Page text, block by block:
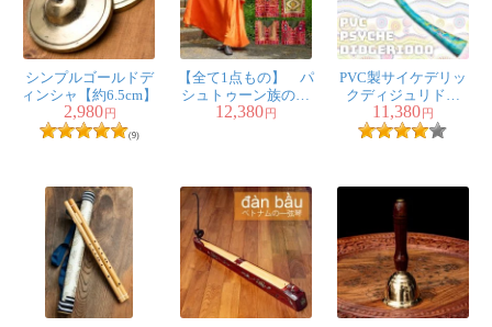
1人の人が参考になったと言っています
7弦ココナッツカリ
ンバ 【ナチュラル・
★★★★★
カリンバは、昔自作のを持って
いたのですが、譲ってしまいま
た欲しくなり、ティラキタさん
のサイトを物色しました。
色付きのと迷い、彫刻のものが素朴だったので選びまし
シンプルゴールドデ
ィンシャ【約6.5cm】
2,980 円
(9)
【全て1点もの】 パ
シュトゥーン族の伝
統衣装 カミーズド
12,380 円
PVC製サイケデリッ
クディジュリドゥ
145cm
11,380 円